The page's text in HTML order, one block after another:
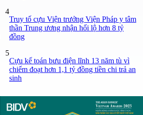
4
Truy tố cựu Viện trưởng Viện Pháp y tâm
thần Trung ương nhận hối lộ hơn 8 tỷ
đồng
5
Cựu kế toán bưu điện lĩnh 13 năm tù vì
chiếm đoạt hơn 1,1 tỷ đồng tiền chi trả an
sinh